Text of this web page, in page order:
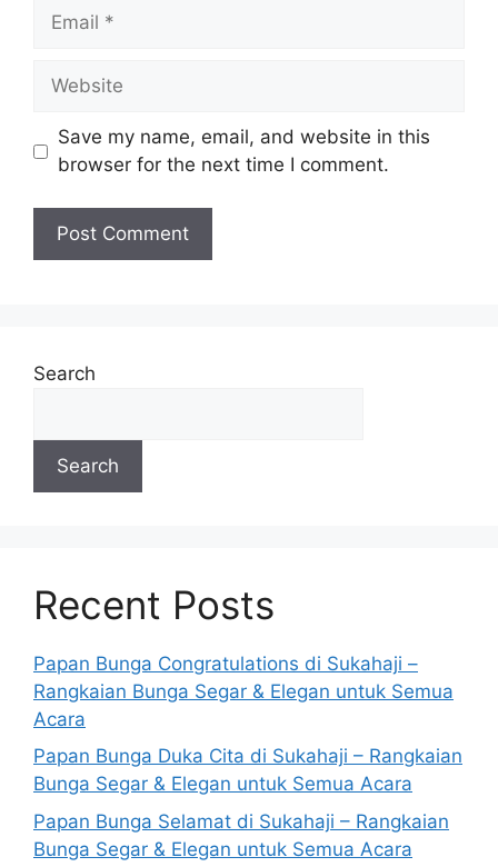
Save my name, email, and website in this
browser for the next time I comment.
Search
Search
Recent Posts
Papan Bunga Congratulations di Sukahaji –
Rangkaian Bunga Segar & Elegan untuk Semua
Acara
Papan Bunga Duka Cita di Sukahaji – Rangkaian
Bunga Segar & Elegan untuk Semua Acara
Papan Bunga Selamat di Sukahaji – Rangkaian
Bunga Segar & Elegan untuk Semua Acara